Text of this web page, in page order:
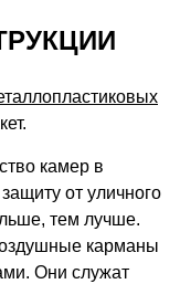
камер в
от уличного
тем лучше.
карманы
Они служат